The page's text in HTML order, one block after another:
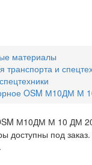
материалы
транспорта и
OSM М10ДМ М
М10ДМ М 10 ДМ
доступны под